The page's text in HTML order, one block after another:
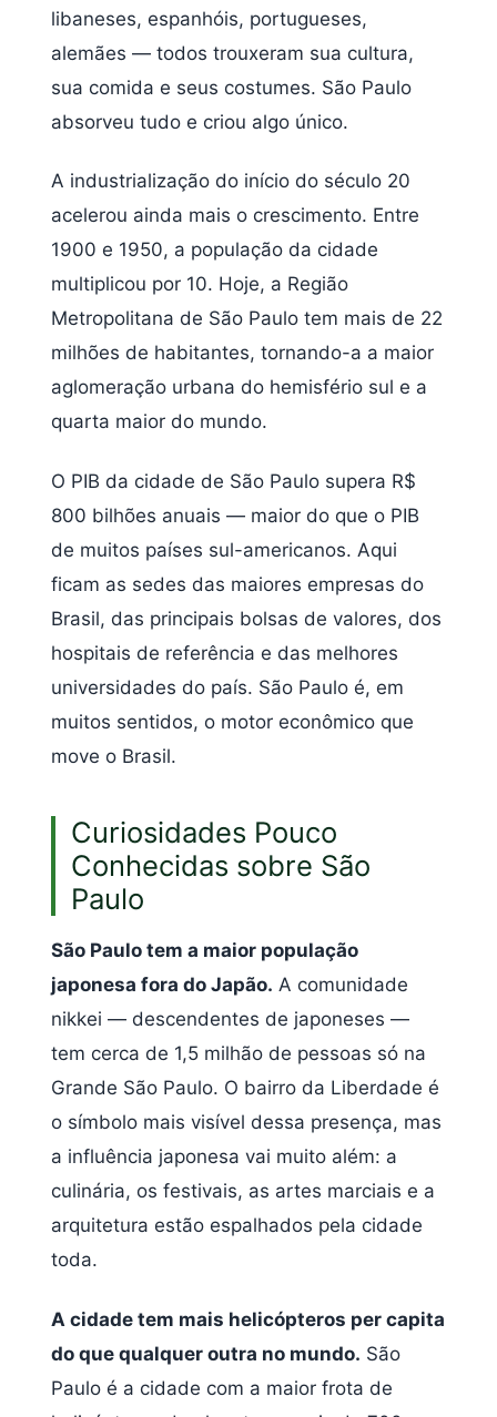
libaneses, espanhóis, portugueses,
alemães — todos trouxeram sua cultura,
sua comida e seus costumes. São Paulo
absorveu tudo e criou algo único.
A industrialização do início do século 20
acelerou ainda mais o crescimento. Entre
1900 e 1950, a população da cidade
multiplicou por 10. Hoje, a Região
Metropolitana de São Paulo tem mais de 22
milhões de habitantes, tornando-a a maior
aglomeração urbana do hemisfério sul e a
quarta maior do mundo.
O PIB da cidade de São Paulo supera R$
800 bilhões anuais — maior do que o PIB
de muitos países sul-americanos. Aqui
ficam as sedes das maiores empresas do
Brasil, das principais bolsas de valores, dos
hospitais de referência e das melhores
universidades do país. São Paulo é, em
muitos sentidos, o motor econômico que
move o Brasil.
Curiosidades Pouco
Conhecidas sobre São
Paulo
São Paulo tem a maior população
japonesa fora do Japão. A comunidade
nikkei — descendentes de japoneses —
tem cerca de 1,5 milhão de pessoas só na
Grande São Paulo. O bairro da Liberdade é
o símbolo mais visível dessa presença, mas
a influência japonesa vai muito além: a
culinária, os festivais, as artes marciais e a
arquitetura estão espalhados pela cidade
toda.
A cidade tem mais helicópteros per capita
do que qualquer outra no mundo. São
Paulo é a cidade com a maior frota de